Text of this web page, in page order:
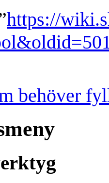
https://
behöver